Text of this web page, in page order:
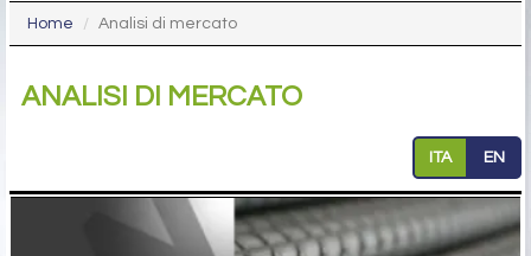
Home Analisi di mercato
ANALISI DI MERCATO
ITA EN